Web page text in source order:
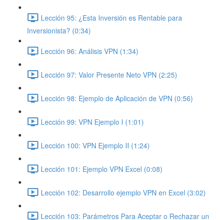
Lección 95: ¿Esta Inversión es Rentable para
Inversionista? (0:34)
Lección 96: Análisis VPN (1:34)
Lección 97: Valor Presente Neto VPN (2:25)
Lección 98: Ejemplo de Aplicación de VPN (0:56)
Lección 99: VPN Ejemplo I (1:01)
Lección 100: VPN Ejemplo II (1:24)
Lección 101: Ejemplo VPN Excel (0:08)
Lección 102: Desarrollo ejemplo VPN en Excel (3:02)
Lección 103: Parámetros Para Aceptar o Rechazar un